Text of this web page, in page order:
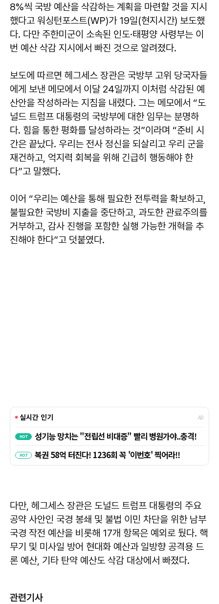
8%씩 국방 예산을 삭감하는 계획을 마련할 것을 지시
했다고 워싱턴포스트(WP)가 19일(현지시간) 보도했
다. 다만 주한미군이 소속된 인도·태평양 사령부는 이
번 예산 삭감 지시에서 빠진 것으로 알려졌다.
보도에 따르면 헤그세스 장관은 국방부 고위 당국자들
에게 보낸 메모에서 이달 24일까지 이처럼 삭감된 예
산안을 작성하라는 지침을 내렸다. 그는 메모에서 “도
널드 트럼프 대통령의 국방부에 대한 임무는 분명하
다. 힘을 통한 평화를 달성하라는 것”이라며 “준비 시
간은 끝났다. 우리는 전사 정신을 되살리고 우리 군을
재건하고, 억지력 회복을 위해 긴급히 행동해야 한
다”고 말했다.
이어 “우리는 예산을 통해 필요한 전투력을 확보하고,
불필요한 국방비 지출을 중단하고, 과도한 관료주의를
거부하고, 감사 진행을 포함한 실행 가능한 개혁을 추
진해야 한다”고 덧붙였다.
다만, 헤그세스 장관은 도널드 트럼프 대통령의 주요
공약 사안인 국경 봉쇄 및 불법 이민 차단을 위한 남부
국경 작전 예산을 비롯해 17개 항목은 예외로 뒀다. 핵
무기 및 미사일 방어 현대화 예산과 일방향 공격용 드
론 예산, 기타 탄약 예산도 삭감 대상에서 빠졌다.
관련기사